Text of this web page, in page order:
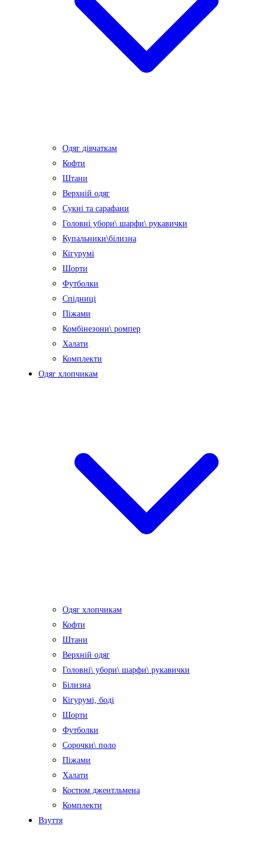
Одяг дівчаткам
Кофти
Штани
Верхній одяг
Сукні та сарафани
Головні убори\ шарфи\ рукавички
Купальники\білизна
Кігурумі
Шорти
Футболки
Спідниці
Піжами
Комбінезони\ ромпер
Халати
Комплекти
Одяг хлопчикам
Одяг хлопчикам
Кофти
Штани
Верхній одяг
Головні\ убори\ шарфи\ рукавички
Білизна
Кігурумі, боді
Шорти
Футболки
Сорочки\ поло
Піжами
Халати
Костюм джентльмена
Комплекти
Взуття